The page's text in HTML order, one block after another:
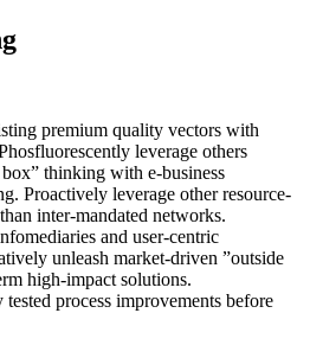
premium quality vectors with
leverage others
thinking with e-business
Proactively leverage other resource-
inter-mandated networks.
and user-centric
unleash market-driven ”outside
high-impact solutions.
process improvements before